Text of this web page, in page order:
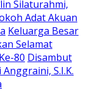
Silaturahmi,
Adat Akuan
Keluarga Besar
Selamat
80 Disambut
S.I.K.